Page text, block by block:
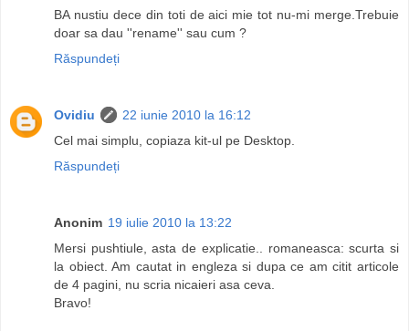
BA nustiu dece din toti de aici mie tot nu-mi merge.Trebuie
doar sa dau ''rename'' sau cum ?
Răspundeți
Ovidiu
22 iunie 2010 la 16:12
Cel mai simplu, copiaza kit-ul pe Desktop.
Răspundeți
Anonim 19 iulie 2010 la 13:22
Mersi pushtiule, asta de explicatie.. romaneasca: scurta si
la obiect. Am cautat in engleza si dupa ce am citit articole
de 4 pagini, nu scria nicaieri asa ceva.
Bravo!